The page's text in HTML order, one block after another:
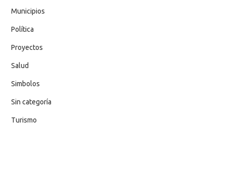
Municipios
Política
Proyectos
Salud
Simbolos
Sin categoría
Turismo